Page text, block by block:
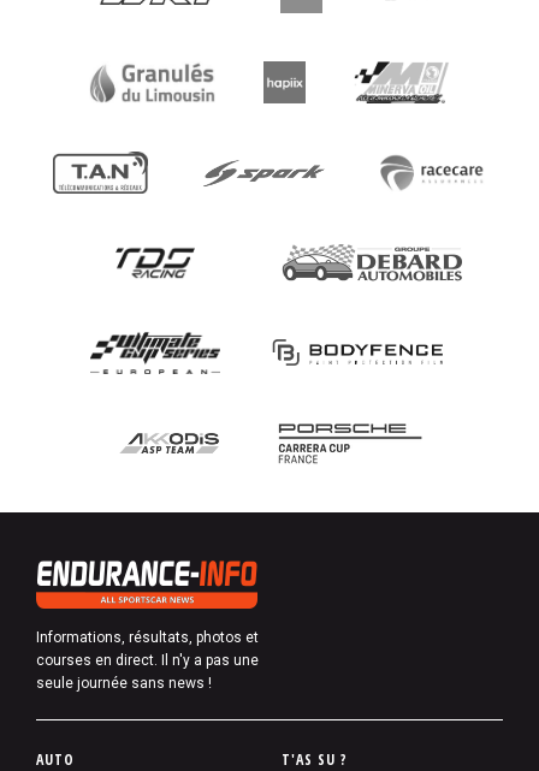
Informations, résultats, photos et
courses en direct. Il n'y a pas une
seule journée sans news !
P
AUTO T'AS SU ?